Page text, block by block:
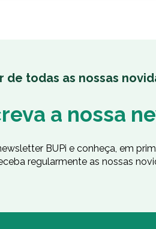
de todas as nossas
a nossa
BUPi e conheça, em
regularmente as nossas